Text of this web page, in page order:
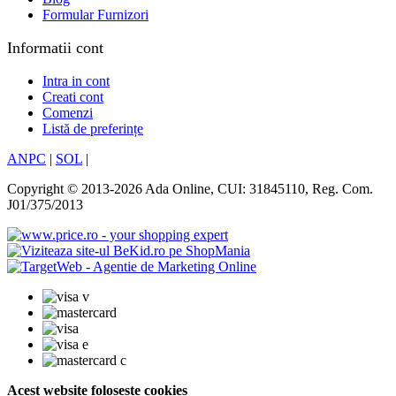
Formular Furnizori
Informatii cont
Intra in cont
Creati cont
Comenzi
Listă de preferințe
ANPC | SOL |
Copyright © 2013-2026 Ada Online, CUI: 31845110, Reg. Com.
J01/375/2013
Acest website foloseste cookies